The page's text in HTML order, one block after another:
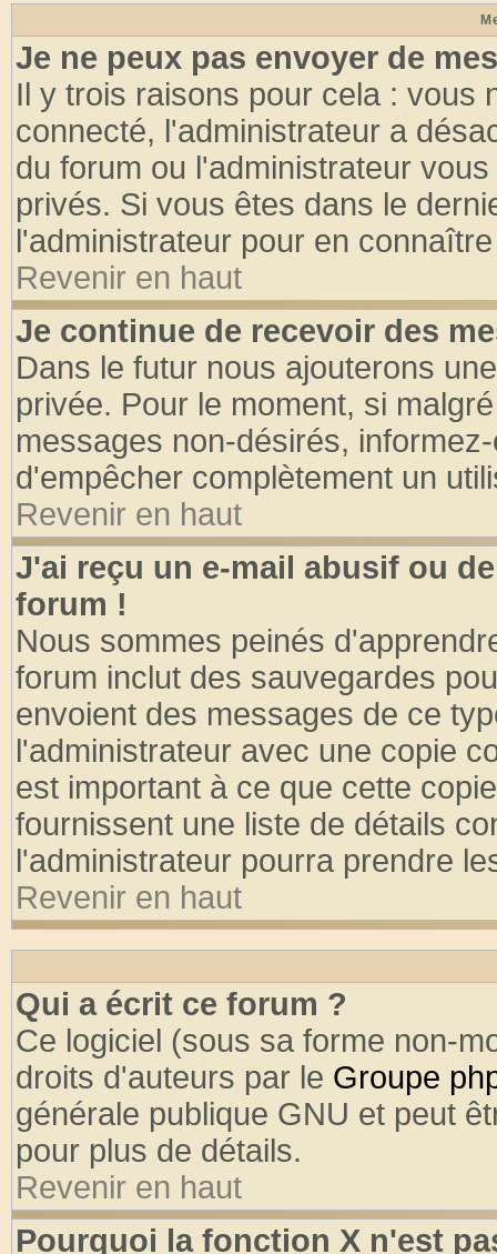
Je ne peux pas envoyer de
Il y trois raisons pour cela : vous
connecté, l'administrateur a
du forum ou l'administrateur
privés. Si vous êtes dans le
l'administrateur pour en
Revenir en haut
Je continue de recevoir des
Dans le futur nous ajouterons
privée. Pour le moment, si
messages non-désirés,
d'empêcher complètement un
Revenir en haut
J'ai reçu un e-mail abusif ou
forum !
Nous sommes peinés
forum inclut des sauvegardes
envoient des messages de ce
l'administrateur avec une copie
est important à ce que cette
fournissent une liste de détails
l'administrateur pourra prendre
Revenir en haut
Qui a écrit ce forum ?
Ce logiciel (sous sa forme non-
droits d'auteurs par le Groupe
générale publique GNU et peut
pour plus de détails.
Revenir en haut
Pourquoi la fonction X n'est